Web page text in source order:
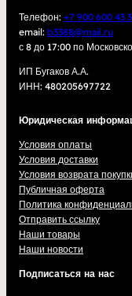
Телефон: +7 900 600 43
email: b3388@mail.ru
с 8 до 17:00 по
ИП Бугаков А.А.
ИНН: 480205697722
Юридическая
Условия оплаты
Условия доставки
Условия возврата
Публичная оферта
Политика
Отправить ссылку
Наши товары
Наши новости
Подписаться на нас